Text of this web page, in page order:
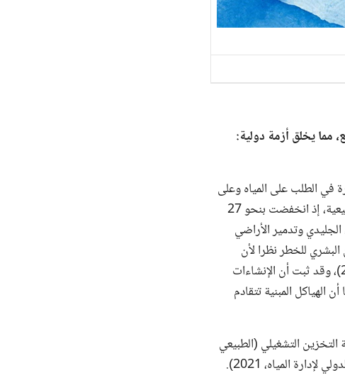
مما يخلق أزمة دولية:
في الطلب على المياه وعلى
تخزين المياه بما يتناسب مع ذلك. ومع ذلك، فقد انخفضت إمدادات تخزين المياه الطبيعية، إذ انخفضت بنحو 27
والغطاء الجليدي وتدمير الأراضي
للخطر نظرا لأن
الترسبات تملأ مساحة التخزين المفيدة في الخزانات (أنانديل وموريس وكاركي 2016)، وقد ثبت أن الإنشاءات
الهياكل المبنية تتقادم
التخزين التشغيلي (الطبيعي
المياه، 2021).